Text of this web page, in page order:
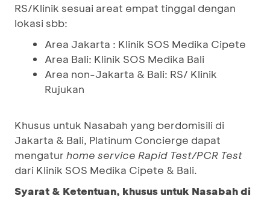
RS/Klinik sesuai areat empat tinggal dengan
lokasi sbb:
Area Jakarta : Klinik SOS Medika Cipete
Area Bali: Klinik SOS Medika Bali
Area non-Jakarta & Bali: RS/ Klinik
Rujukan
Khusus untuk Nasabah yang berdomisili di
Jakarta & Bali, Platinum Concierge dapat
mengatur home service Rapid Test/PCR Test
dari Klinik SOS Medika Cipete & Bali.
Syarat & Ketentuan, khusus untuk Nasabah di